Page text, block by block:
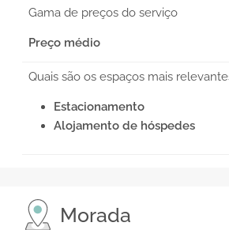
Gama de preços do serviço
Preço médio
Quais são os espaços mais
Estacionamento
Alojamento de hóspedes
Morada